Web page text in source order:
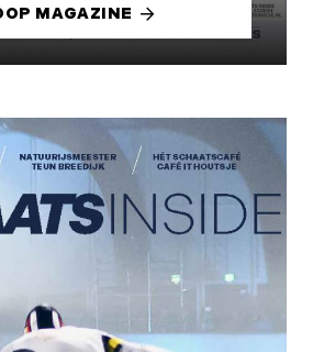
MAGAZINE